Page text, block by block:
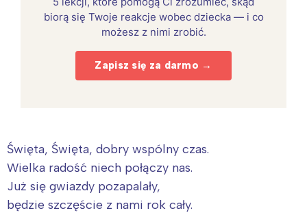
biorą się Twoje reakcje wobec dziecka — i co
możesz z nimi zrobić.
Zapisz się za darmo →
Święta, Święta, dobry wspólny czas.
Wielka radość niech połączy nas.
Już się gwiazdy pozapalały,
będzie szczęście z nami rok cały.